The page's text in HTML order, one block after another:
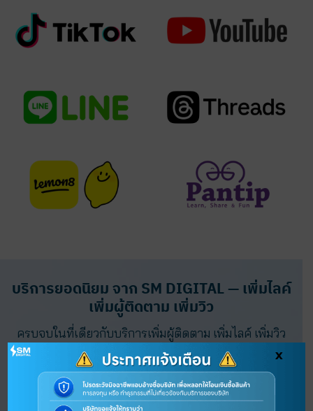
บริการยอดนิยม จาก SM DIGITAL — เพิ่มไลค์
เพิ่มผู้ติดตาม เพิ่มวิว
ครบจบในที่เดียวกับบริการเพิ่มผู้ติดตาม เพิ่มไลค์ เพิ่มวิว
ไลฟ์สด ช่วยเปิดการมองเห็นบนแพลตฟอร์มหลัก
ทำให้การสร้างตัวตนบนโลกออนไลน์ของคุณเป็นเรื่องง่าย
และยั่งยืน
x